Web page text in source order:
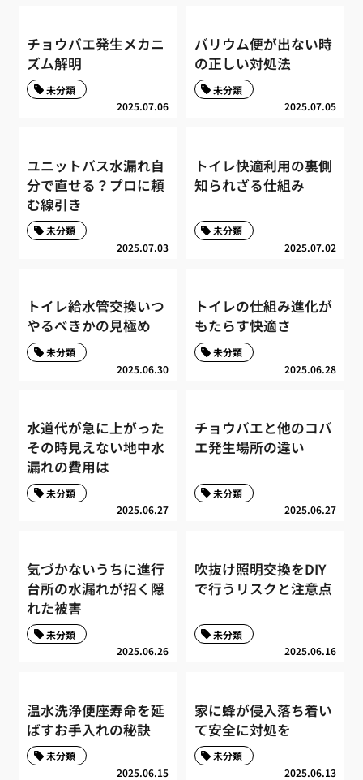
チョウバエ発生メカニ
ズム解明
2025.07.06
未分類
バリウム便が出ない時
の正しい対処法
2025.07.05
未分類
ユニットバス水漏れ自
分で直せる？プロに頼
む線引き
2025.07.03
未分類
トイレ快適利用の裏側
知られざる仕組み
2025.07.02
未分類
トイレ給水管交換いつ
やるべきかの見極め
2025.06.30
未分類
トイレの仕組み進化が
もたらす快適さ
2025.06.28
未分類
水道代が急に上がった
その時見えない地中水
漏れの費用は
2025.06.27
未分類
チョウバエと他のコバ
エ発生場所の違い
2025.06.27
未分類
気づかないうちに進行
台所の水漏れが招く隠
れた被害
2025.06.26
未分類
吹抜け照明交換をDIY
で行うリスクと注意点
2025.06.16
未分類
温水洗浄便座寿命を延
ばすお手入れの秘訣
2025.06.15
未分類
家に蜂が侵入落ち着い
て安全に対処を
2025.06.13
未分類